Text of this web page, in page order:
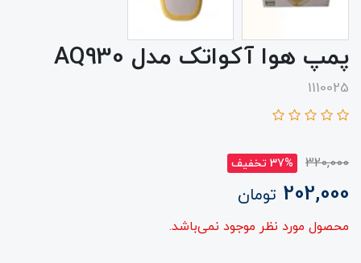
پمپ هوا آکواتک مدل AQ930
1110025
320,000 37% تخفیف
202,000 تومان
محصول مورد نظر موجود نمی‌باشد.